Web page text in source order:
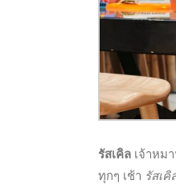
รัสเคิล เจ้าหม
ทุกๆ เช้า รัสเคิ